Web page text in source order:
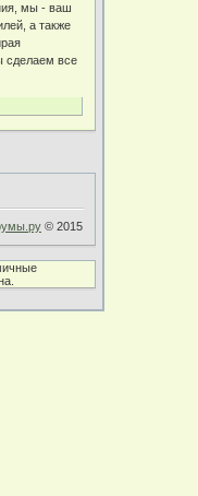
мы - ваш
а также
сделаем все
© 2015